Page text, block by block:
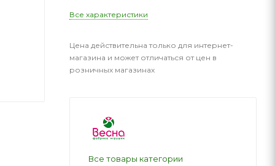
Все характеристики
Цена действительна только для интернет-
магазина и может отличаться от цен в
розничных магазинах
Все товары категории